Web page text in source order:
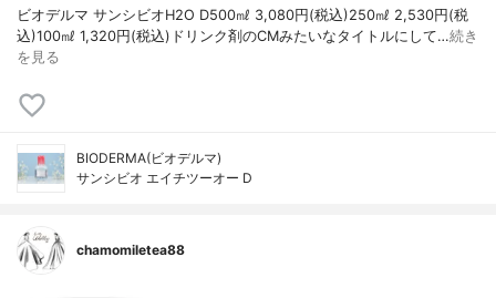
ビオデルマ サンシビオH2O D500㎖ 3,080円(税込)250㎖ 2,530円(税
込)100㎖ 1,320円(税込)ドリンク剤のCMみたいなタイトルにして…続き
を見る
BIODERMA(ビオデルマ)
サンシビオ エイチツーオー D
chamomiletea88